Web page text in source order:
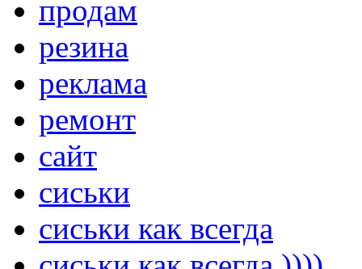
продам
резина
реклама
ремонт
сайт
сиськи
сиськи как всегда